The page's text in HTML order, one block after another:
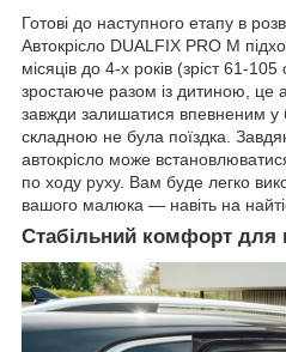
Готові до наступного етапу в
Автокрісло DUALFIX PRO M
місяців до 4-х років (зріст 61-
зростаюче разом із дитиною, це
завжди залишатися впевненим у
складною не була поїздка.
автокрісло може
по ходу руху. Вам буде легко
вашого малюка — навіть на
Стабільний комфорт для